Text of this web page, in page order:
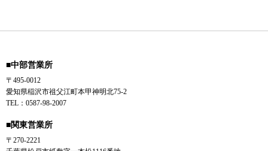
■中部営業所
〒495-0012
愛知県稲沢市祖父江町本甲神明北75-2
TEL：0587-98-2007
■関東営業所
〒270-2221